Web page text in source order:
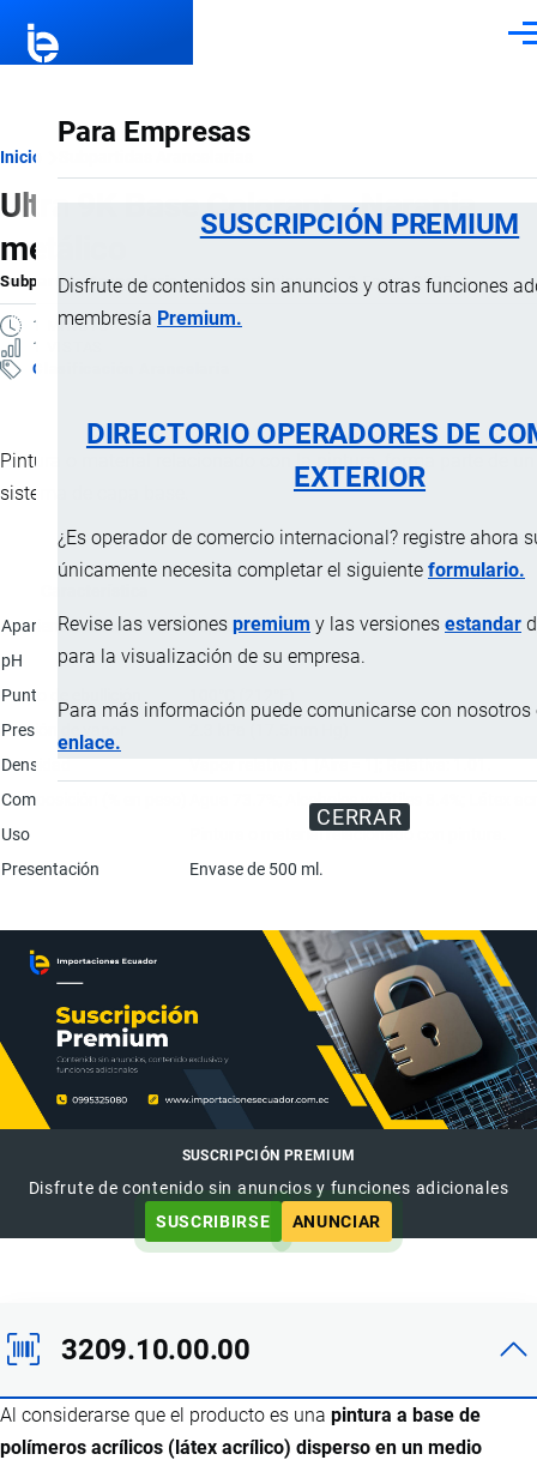
Para Empresas
SUSCRIPCIÓN PREMIUM
Disfrute de contenidos sin anuncios y otras funciones
membresía Premium.
DIRECTORIO OPERADORES DE
EXTERIOR
¿Es operador de comercio internacional? registre ahora
únicamente necesita completar el siguiente formulario.
Revise las versiones premium y las versiones estandar
para la visualización de su empresa.
Para más información puede comunicarse con nosotros
enlace.
CERRAR
Ruta
de
navegación
Inicio
Ultra 9K Base Colorant - Naranja
metálico
Subpartida ArancelariaporImportaciones …, 3 Enero, 2025
1 MINUTO
1 VISTAS
Clasificación Arancelaria
Pintura o material relacionado con la pintura, forma parte de un
sistema de capa base.
Apariencia física
Líquido.
pH
8
Punto de ebullición
Presión de vapor
Densidad
Composición (% en peso)
Agua 73.7%; Alcoholes volátiles 8.4%; Látex
Uso
Pintura o material relacionado con pintura.
Presentación
Envase de 500 ml.
SUSCRIPCIÓN PREMIUM
Disfrute de contenido sin anuncios y funciones adicionales
SUSCRIBIRSE
ANUNCIAR
3209.10.00.00
Al considerarse que el producto es una pintura a base de
polímeros acrílicos (látex acrílico) disperso en un medio